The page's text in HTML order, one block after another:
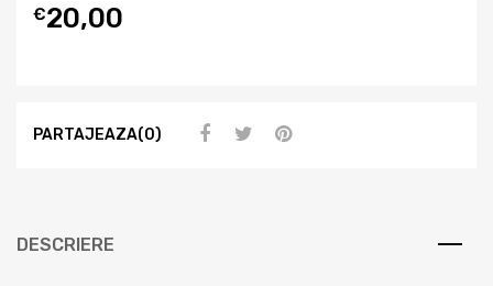
€20,00
PARTAJEAZA(0)
DESCRIERE